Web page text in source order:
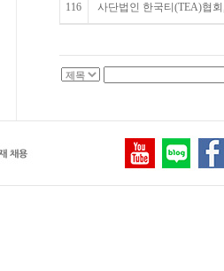
116 사단법인 한국티(TEA)협